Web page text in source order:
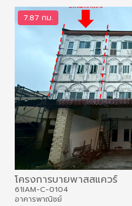
7.87 กม.
โครงการบายพาสสแควร์
61IAM-C-0104
อาคารพาณิชย์